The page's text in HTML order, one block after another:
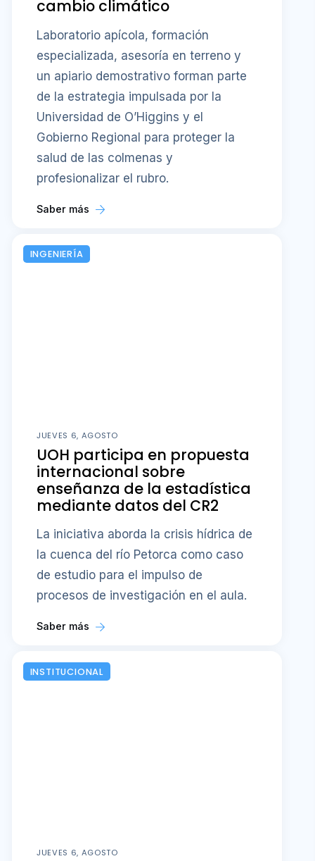
cambio climático
Laboratorio apícola, formación
especializada, asesoría en terreno y
un apiario demostrativo forman parte
de la estrategia impulsada por la
Universidad de O’Higgins y el
Gobierno Regional para proteger la
salud de las colmenas y
profesionalizar el rubro.
Saber más
INGENIERÍA
JUEVES 6, AGOSTO
UOH participa en propuesta
internacional sobre
enseñanza de la estadística
mediante datos del CR2
La iniciativa aborda la crisis hídrica de
la cuenca del río Petorca como caso
de estudio para el impulso de
procesos de investigación en el aula.
Saber más
INSTITUCIONAL
JUEVES 6, AGOSTO